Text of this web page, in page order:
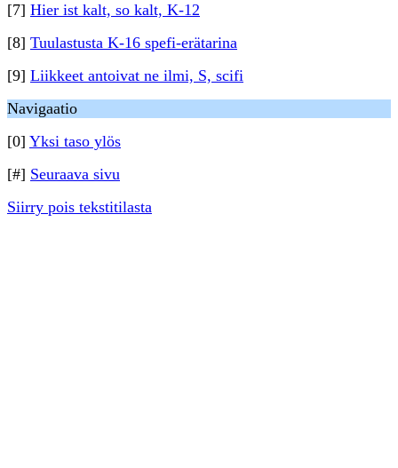
[7] Hier ist kalt, so kalt, K-12
[8] Tuulastusta K-16 spefi-erätarina
[9] Liikkeet antoivat ne ilmi, S, scifi
Navigaatio
[0] Yksi taso ylös
[#] Seuraava sivu
Siirry pois tekstitilasta